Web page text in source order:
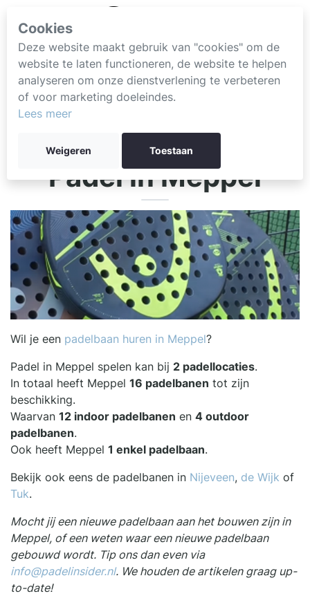
Cookies
Deze website maakt gebruik van "cookies" om de
website te laten functioneren, de website te helpen
analyseren om onze dienstverlening te verbeteren
of voor marketing doeleindes.
Lees meer
Weigeren Toestaan
Padel in Meppel
Wil je een padelbaan huren in Meppel?
Padel in Meppel spelen kan bij 2 padellocaties.
In totaal heeft Meppel 16 padelbanen tot zijn
beschikking.
Waarvan 12 indoor padelbanen en 4 outdoor
padelbanen.
Ook heeft Meppel 1 enkel padelbaan.
Bekijk ook eens de padelbanen in Nijeveen, de Wijk of
Tuk.
Mocht jij een nieuwe padelbaan aan het bouwen zijn in
Meppel, of een weten waar een nieuwe padelbaan
gebouwd wordt. Tip ons dan even via
info@padelinsider.nl. We houden de artikelen graag up-
to-date!